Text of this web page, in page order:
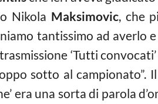
Nikola Maksimovic, che
tantissimo ad averlo
‘Tutti
sotto al
era una sorta di parola